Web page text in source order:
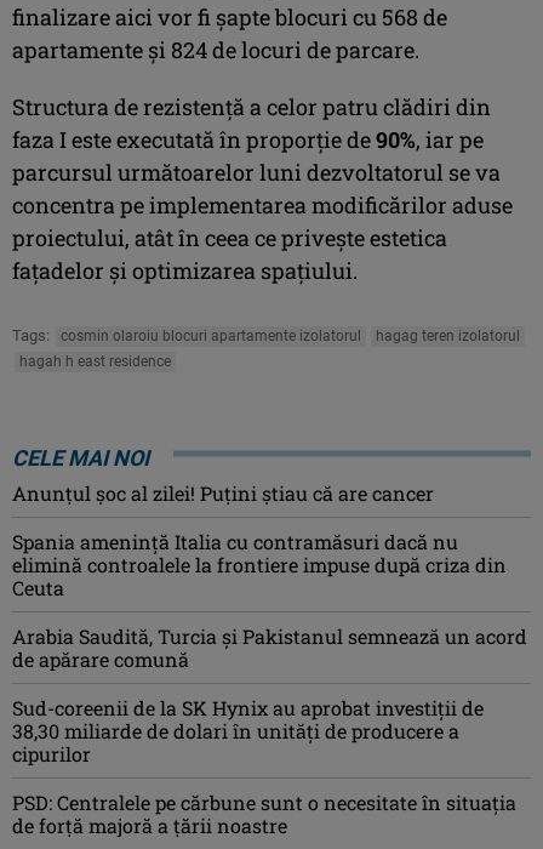
finalizare aici vor fi șapte blocuri cu 568 de
apartamente și 824 de locuri de parcare.
Structura de rezistență a celor patru clădiri din
faza I este executată în proporție de90%, iar pe
parcursul următoarelor luni dezvoltatorul se va
concentra pe implementarea modificărilor aduse
proiectului, atât în ceea ce privește estetica
fațadelor și optimizarea spațiului.
Tags: cosmin olaroiu blocuri apartamente izolatorul
hagag teren izolatorul
hagah h east residence
CELE MAI NOI
Anunţul şoc al zilei! Puţini ştiau că are cancer
Spania ameninţă Italia cu contramăsuri dacă nu
elimină controalele la frontiere impuse după criza din
Ceuta
Arabia Saudită, Turcia şi Pakistanul semnează un acord
de apărare comună
Sud-coreenii de la SK Hynix au aprobat investiţii de
38,30 miliarde de dolari în unităţi de producere a
cipurilor
PSD: Centralele pe cărbune sunt o necesitate în situaţia
de forţă majoră a ţării noastre